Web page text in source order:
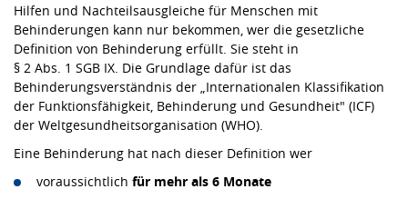
Hilfen und Nachteilsausgleiche für Menschen mit
Behinderungen kann nur bekommen, wer die gesetzliche
Definition von Behinderung erfüllt. Sie steht in
§ 2 Abs. 1 SGB IX. Die Grundlage dafür ist das
Behinderungsverständnis der „Internationalen Klassifikation
der Funktionsfähigkeit, Behinderung und Gesundheit" (ICF)
der Weltgesundheitsorganisation (WHO).
Eine Behinderung hat nach dieser Definition wer
voraussichtlich für mehr als 6 Monate